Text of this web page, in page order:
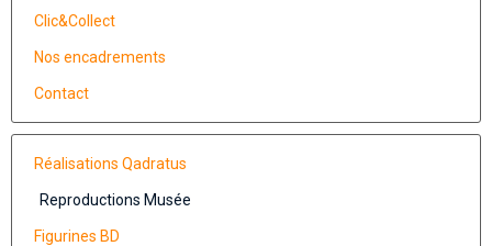
Clic&Collect
Nos encadrements
Contact
Réalisations Qadratus
Reproductions Musée
Figurines BD